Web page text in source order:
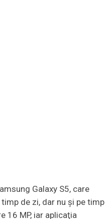
Galaxy S5, care
de zi, dar nu şi pe timp
16 MP, iar aplicaţia